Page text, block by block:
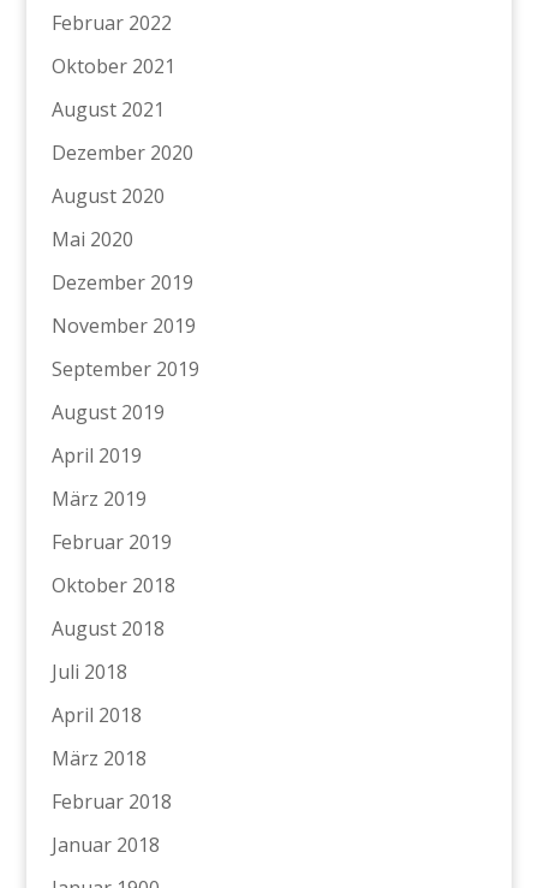
Februar 2022
Oktober 2021
August 2021
Dezember 2020
August 2020
Mai 2020
Dezember 2019
November 2019
September 2019
August 2019
April 2019
März 2019
Februar 2019
Oktober 2018
August 2018
Juli 2018
April 2018
März 2018
Februar 2018
Januar 2018